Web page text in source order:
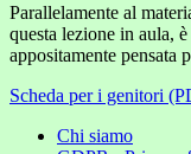
Parallelamente al
questa lezione in aula,
appositamente pensata
Scheda per i genitori
Chi siamo